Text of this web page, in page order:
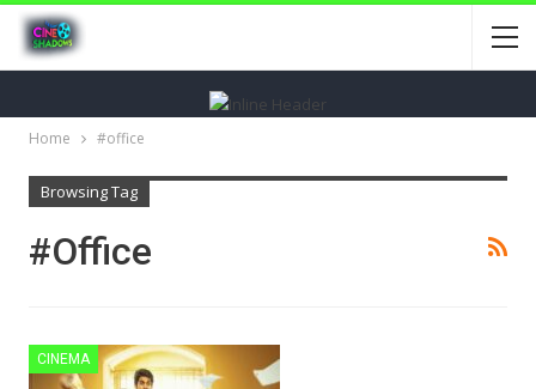
Home #office
Browsing Tag
#office
CINEMA